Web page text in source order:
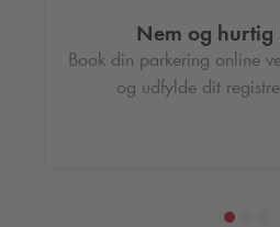
Nem og hurtig
Book din parkering online
og udfylde dit